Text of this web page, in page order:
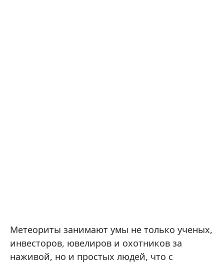
Метеориты занимают умы не только ученых,
инвесторов, ювелиров и охотников за
наживой, но и простых людей, что с